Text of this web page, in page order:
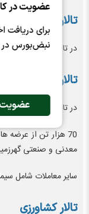
عضویت در
برای دریافت
نبض‌بورس در
عضویت
تالار خودرو
در تالار خودرو معامله
تالار صادراتی
در تالار صادراتی102 هزار و 971 تن
70 هزار تن از
معدنی و صنعتی
سایر معاملات شامل
تالار کشاورزی